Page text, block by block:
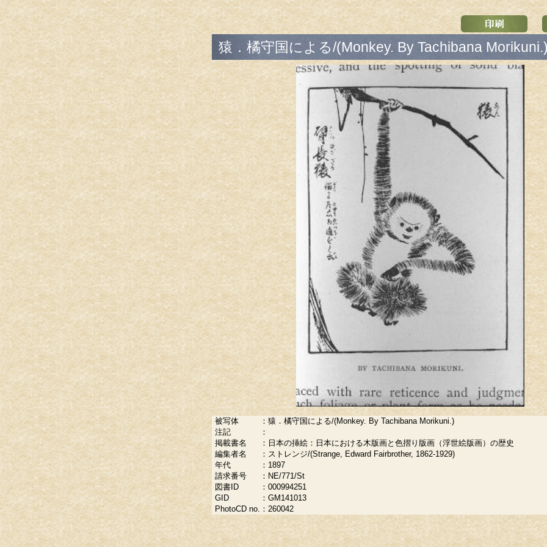
猿．橘守国による/(Monkey. By Tachibana
被写体 ： 猿．橘守国による/(Monkey. By Tachibana Morikuni.)
注記
：
掲載書名
： 日本の挿絵：日本における木版画と色摺り版画（浮世絵版画）の歴史
編集者名
： ストレンジ/(Strange, Edward Fairbrother, 1862-1929)
年代
： 1897
請求番号
： NE/771/St
図書ID
： 000994251
GID
： GM141013
PhotoCD no. ： 260042